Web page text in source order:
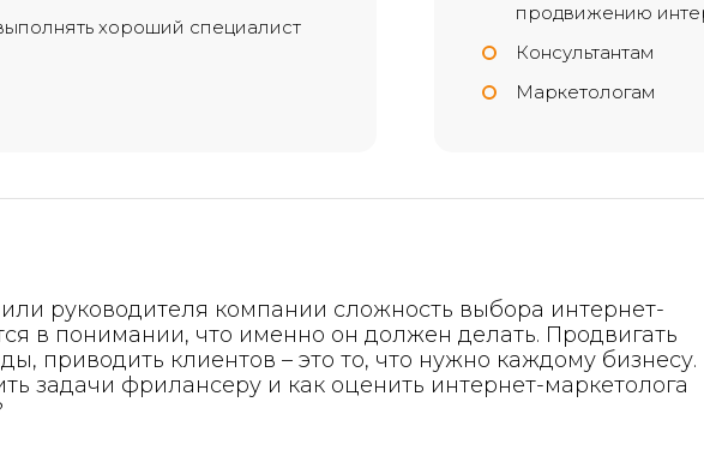
хороший специалист
продвижению
Консультантам
Маркетологам
руководителя компании сложность выбора интернет-
в понимании, что именно он должен делать. Продвигать
приводить клиентов – это то, что нужно каждому бизнесу.
задачи фрилансеру и как оценить интернет-маркетолога